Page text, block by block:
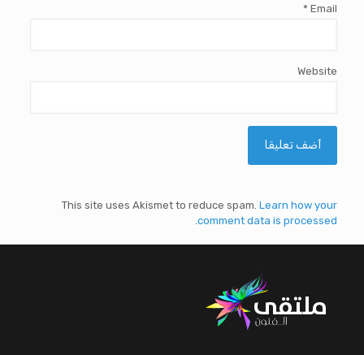
Email
*
Website
This site uses Akismet to reduce spam. Learn how your
comment data is processed.